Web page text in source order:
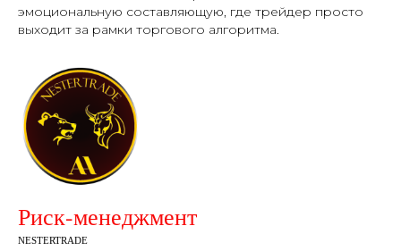
эмоциональную составляющую, где трейдер просто
выходит за рамки торгового алгоритма.
Риск-менеджмент
NESTERTRADE